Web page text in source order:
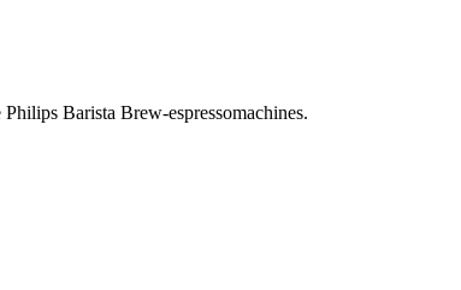
Barista Brew-espressomachines.